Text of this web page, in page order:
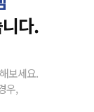
다.
보세요.
우,